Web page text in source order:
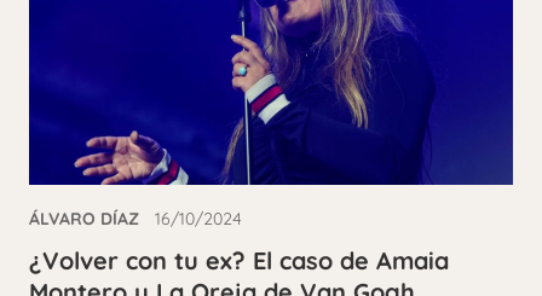
ÁLVARO DÍAZ 16/10/2024
¿Volver con tu ex? El caso de Amaia